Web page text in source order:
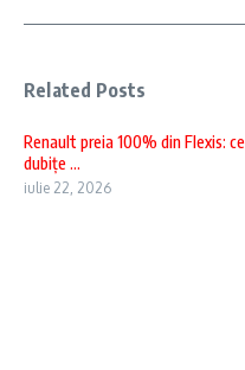
Related Posts
Renault preia 100% din Flexis:
dubițe ...
iulie 22, 2026